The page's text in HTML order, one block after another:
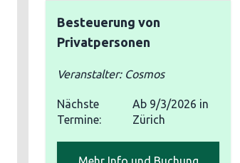
Besteuerung von
Privatpersonen
Veranstalter: Cosmos
Nächste
Termine:
Ab 9/3/2026 in
Zürich